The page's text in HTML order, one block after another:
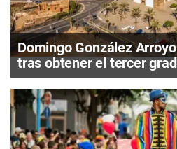
Domingo González
tras obtener el tercer